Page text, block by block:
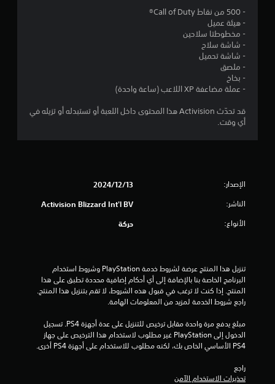
ن
م
م
ل
ي
- 500 من نقاط Call of Duty®
- هيئة عميل
- مخطوطتا سلاحين
- شاشة سلاح
- شاشة تحميل
- ملصق
- بخاخ
- عملة مضاعفة XP اللاعب (ساعة واحدة)
قد تحدّث Activision هذا المحتوى داخل اللعبة أو تستبدله أو تزيله في
أي وقت.
الإصدار: 13‏/12‏/2024
الناشر: Activision Blizzard Int'l BV
الأنواع: حركة
راجع شروط الخدمة لمزيد من المعلومات الهامة.
PS4 الأساسي الخاص بك، لكنه مطلوب للاستخدام على أجهزة PS4 أخرى.
راجع
تحذيرات الاستخدام الآمن